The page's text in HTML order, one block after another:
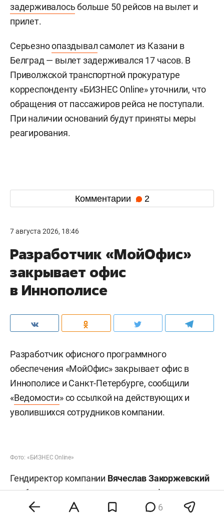
задерживалосьбольше 50 рейсов на вылет и
прилет.
Серьезноопаздывалсамолет из Казани в
Белград — вылет задерживался 17 часов. В
Приволжской транспортной прокуратуре
корреспонденту «БИЗНЕС Online» уточнили, что
обращения от пассажиров рейса не поступали.
При наличии оснований будут приняты меры
реагирования.
Комментарии 2
7 августа 2026, 18:46
Разработчик «МойОфис»
закрывает офис
в Иннополисе
Разработчик офисного программного
обеспечения «МойОфис» закрывает офис в
Иннополисе и Санкт-Петербурге, сообщили
«Ведомости» со ссылкой на действующих и
уволившихся сотрудников компании.
Фото: «БИЗНЕС Online»
Гендиректор компании Вячеслав Закоржевский
сообщил о закрытии «нескольких офисов», не
уточнив деталей. По его словам, персонал
6